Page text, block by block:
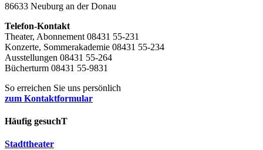
86633 Neuburg an der Donau
Telefon-Kontakt
Theater, Abonnement 08431 55-231
Konzerte, Sommerakademie 08431 55-234
Ausstellungen 08431 55-264
Bücherturm 08431 55-9831
So erreichen Sie uns persönlich
zum Kontaktformular
Häufig gesuchT
Stadttheater